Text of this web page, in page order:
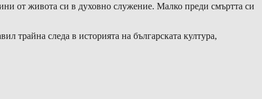
от живота си в духовно служение. Малко преди смъртта си
трайна следа в историята на българската култура,